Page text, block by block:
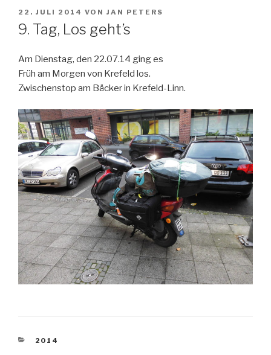
VERÖFFENTLICHT
AM
22. JULI 2014 VON JAN PETERS
9. Tag, Los geht’s
Am Dienstag, den 22.07.14 ging es
Früh am Morgen von Krefeld los.
Zwischenstop am Bäcker in Krefeld-Linn.
KATEGORIEN
2014